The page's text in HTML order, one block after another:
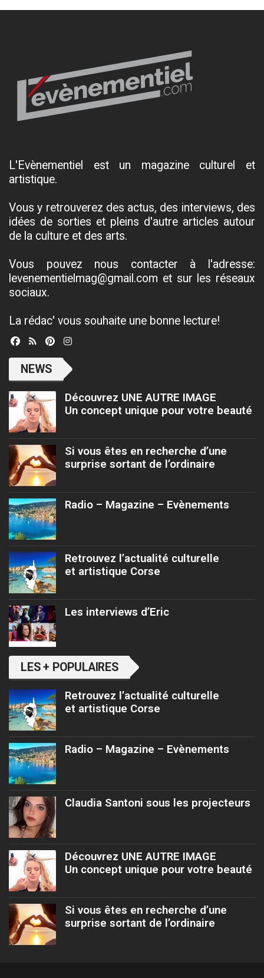
L'Evènementiel est un magazine culturel et
artistique.
Vous y retrouverez des actus, des interviews, des
idées de sorties et pleins d'autre articles autour
de la culture et des arts.
Vous pouvez nous contacter à l'adresse:
levenementielmag@gmail.com et sur les réseaux
sociaux.
La rédac' vous souhaite une bonne lecture!
NEWS
Découvrez UNE AUTRE IMAGE
Un concept unique pour votre beauté
Si vous êtes en recherche d’une
surprise sortant de l’ordinaire
Radio – Magazine – Evènements
Retrouvez l’actualité culturelle
et artistique Corse
Les interviews d’Eric
LES + POPULAIRES
Retrouvez l’actualité culturelle
et artistique Corse
Radio – Magazine – Evènements
Claudia Santoni sous les projecteurs
Découvrez UNE AUTRE IMAGE
Un concept unique pour votre beauté
Si vous êtes en recherche d’une
surprise sortant de l’ordinaire